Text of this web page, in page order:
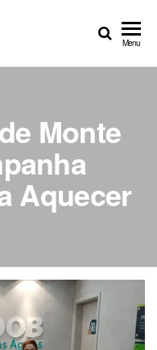
Menu
Monte
Aquecer